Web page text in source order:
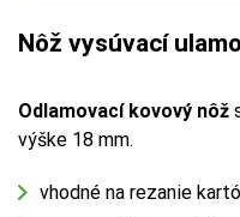
Nôž vysúvací
Odlamovací kovový nôž
výške 18 mm.
vhodné na rezanie